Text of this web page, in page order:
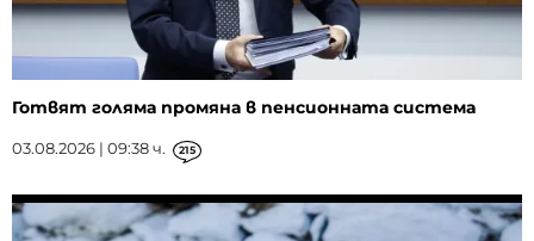
Готвят голяма промяна в пенсионната система
03.08.2026 | 09:38 ч. 215